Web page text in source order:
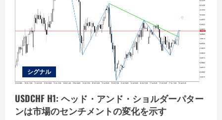
シグナル
USDCHF H1: ヘッド・アンド・ショルダーパター
ンは市場のセンチメントの変化を示す